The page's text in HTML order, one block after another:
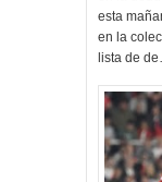
esta
en la
lista de